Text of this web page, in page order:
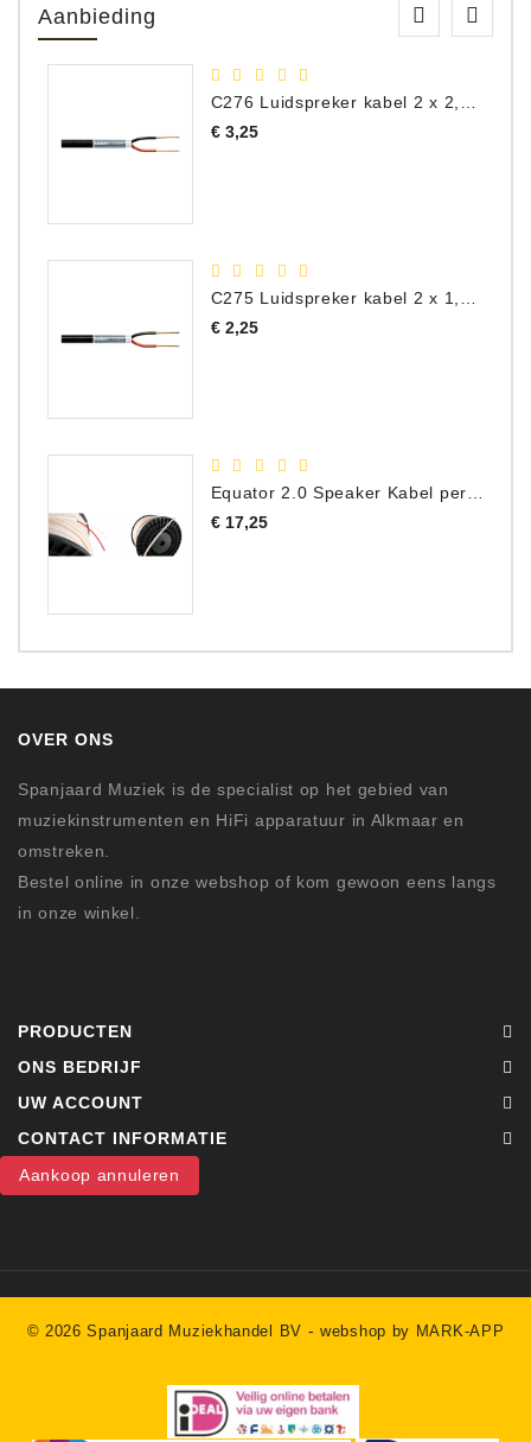
Aanbieding
€ 3,25Prijs
€ 2,25Prijs
Equator 2.0 Speaker Kabel per meter
€ 17,25Prijs
OVER ONS
Spanjaard Muziek is de specialist op het gebied van
muziekinstrumenten en HiFi apparatuur in Alkmaar en
omstreken.
Bestel online in onze webshop of kom gewoon eens langs
in onze winkel.
PRODUCTEN
ONS BEDRIJF
UW ACCOUNT
CONTACT INFORMATIE
Aankoop annuleren
© 2026 Spanjaard Muziekhandel BV -webshop by MARK-APP